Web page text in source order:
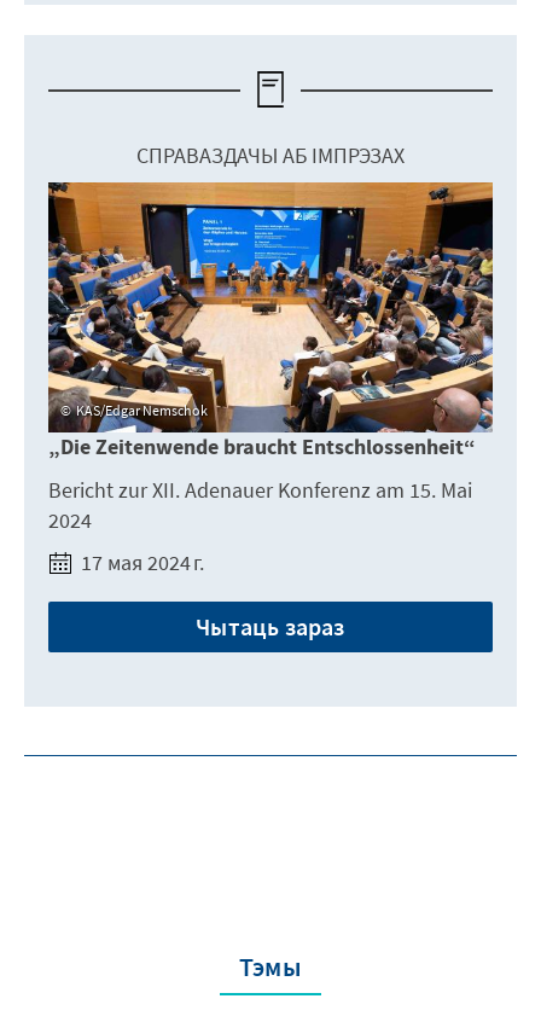
СПРАВАЗДАЧЫ АБ ІМПРЭЗАХ
KAS/Edgar Nemschok
„Die Zeitenwende braucht Entschlossenheit“
Bericht zur XII. Adenauer Konferenz am 15. Mai
2024
17 мая 2024 г.
Чытаць зараз
Тэмы